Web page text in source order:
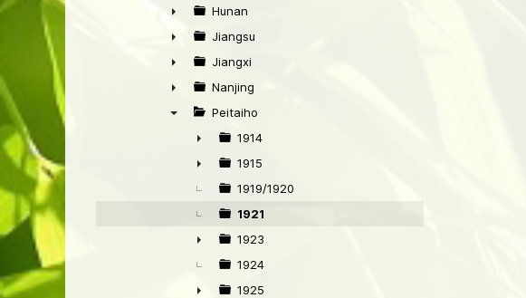
►
►
Hunan
►
Jiangsu
►
Jiangxi
►
Nanjing
Peitaiho
►
1914
►
1915
1919/1920
1921
►
1923
1924
1925